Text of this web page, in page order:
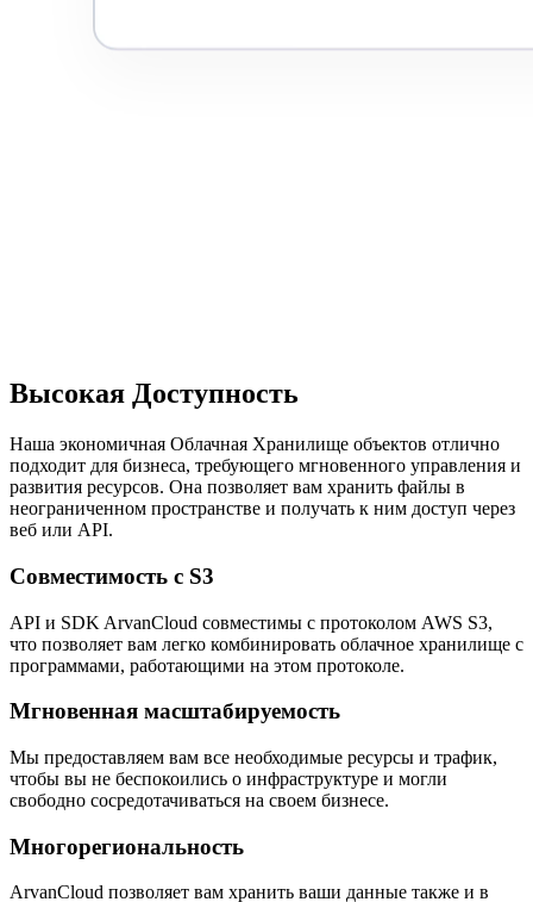
Высокая Доступность
Наша экономичная Облачная Хранилище объектов отлично
подходит для бизнеса, требующего мгновенного управления и
развития ресурсов. Она позволяет вам хранить файлы в
неограниченном пространстве и получать к ним доступ через
веб или API.
Совместимость с S3
API и SDK ArvanCloud совместимы с протоколом AWS S3,
что позволяет вам легко комбинировать облачное хранилище с
программами, работающими на этом протоколе.
Мгновенная масштабируемость
Мы предоставляем вам все необходимые ресурсы и трафик,
чтобы вы не беспокоились о инфраструктуре и могли
свободно сосредотачиваться на своем бизнесе.
Многорегиональность
ArvanCloud позволяет вам хранить ваши данные также и в